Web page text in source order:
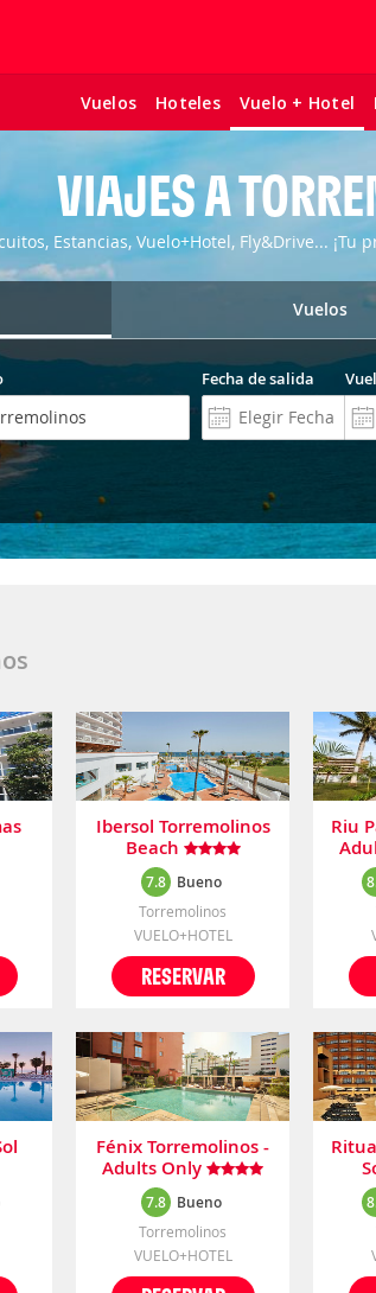
Vuelos Hoteles Vuelo + Hotel
VIAJES A
Estancias, Vuelo+Hotel, Fly&Drive...
Vuelos
Fecha de salida
Ibersol Torremolinos
Beach
7.8 Bueno
Torremolinos
VUELO+HOTEL
RESERVAR
Riu
Fénix Torremolinos -
Adults Only
7.8 Bueno
Torremolinos
VUELO+HOTEL